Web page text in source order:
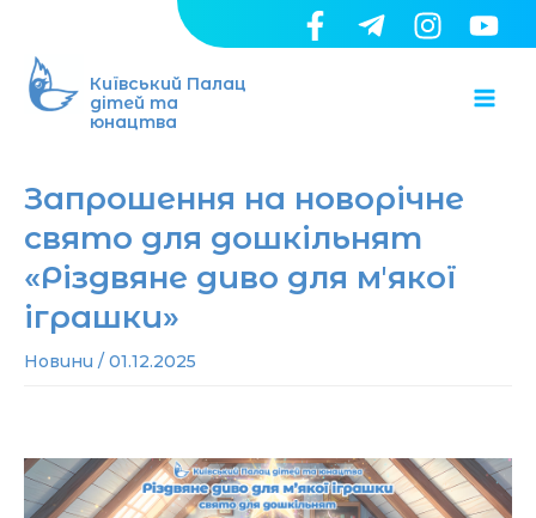
вмісту
Київський Палац
дітей та
юнацтва
Запрошення на новорічне
свято для дошкільнят
«Різдвяне диво для мʼякої
іграшки»
Новини / 01.12.2025